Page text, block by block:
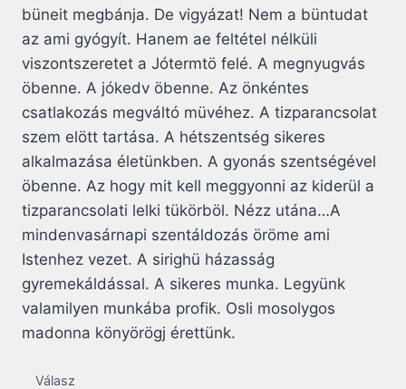
büneit megbánja. De vigyázat! Nem a büntudat
az ami gyógyít. Hanem ae feltétel nélküli
viszontszeretet a Jótermtö felé. A megnyugvás
öbenne. A jókedv öbenne. Az önkéntes
csatlakozás megváltó müvéhez. A tizparancsolat
szem elött tartása. A hétszentség sikeres
alkalmazása életünkben. A gyonás szentségével
öbenne. Az hogy mit kell meggyonni az kiderül a
tizparancsolati lelki tükörböl. Nézz utána…A
mindenvasárnapi szentáldozás öröme ami
Istenhez vezet. A sirighü házasság
gyremekáldással. A sikeres munka. Legyünk
valamilyen munkába profik. Osli mosolygos
madonna könyörögj érettünk.
Válasz